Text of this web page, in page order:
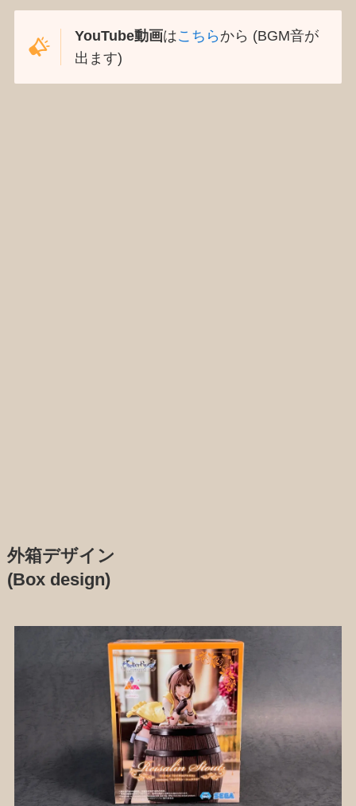
YouTube動画はこちら から (BGM音が
出ます)
外箱デザイン
(Box design)